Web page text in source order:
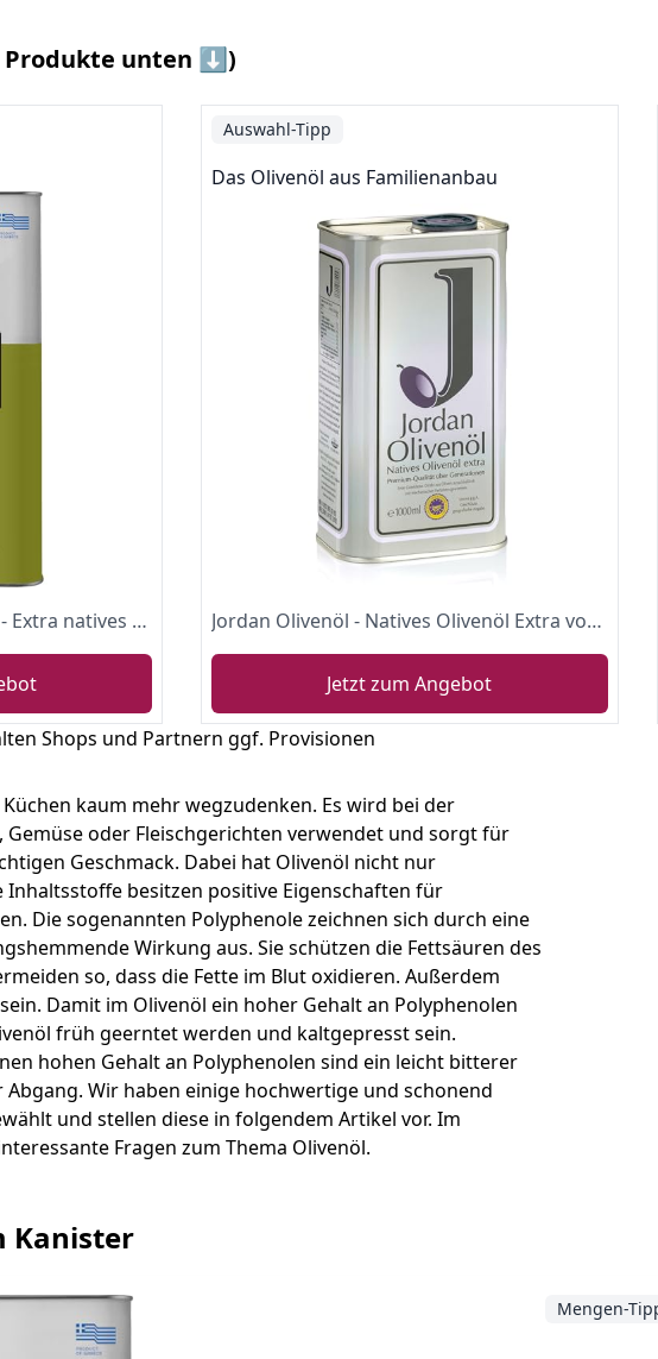
Produkte unten ⬇️)
Terra Creta traditional g.U. - Extra natives Olivenöl aus Kolymvari / 5 Liter
Auswahl-Tipp
Das Olivenöl aus Familienanbau
Jordan Olivenöl - Natives Olivenöl Extra von der griechischen Insel Lesbos - traditionelle Handernte - Kaltextraktion am Tag der Ernte - Kanister im traditionellen Retro-Design mit Ausgießer - 1,00 Liter
Jetzt zum Angebot
Shops und Partnern ggf. Provisionen
kaum mehr wegzudenken. Es wird bei der
Gemüse oder Fleischgerichten verwendet und sorgt für
Geschmack. Dabei hat Olivenöl nicht nur
Inhaltsstoffe besitzen positive Eigenschaften für
Die sogenannten Polyphenole zeichnen sich durch eine
Wirkung aus. Sie schützen die Fettsäuren des
so, dass die Fette im Blut oxidieren. Außerdem
Damit im Olivenöl ein hoher Gehalt an Polyphenolen
früh geerntet werden und kaltgepresst sein.
hohen Gehalt an Polyphenolen sind ein leicht bitterer
Wir haben einige hochwertige und schonend
und stellen diese in folgendem Artikel vor. Im
Fragen zum Thema Olivenöl.
Kanister
Mengen-